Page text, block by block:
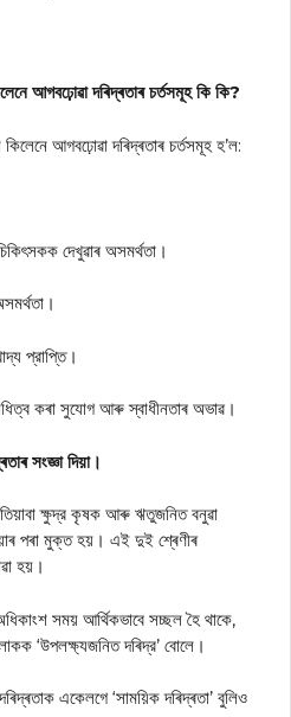
আগবঢ়োৱা দৰিদ্ৰতাৰ চৰ্তসমূহ কি কি?
আগবঢ়োৱা দৰিদ্ৰতাৰ চৰ্তসমূহ হ’ল:
দেখুৱাৰ অসমৰ্থতা।
প্রাপ্তি।
কৰা সুযোগ আৰু স্বাধীনতাৰ অভাৱ।
সংজ্ঞা দিয়া।
ক্ষুদ্র কৃষক আৰু ঋতুজনিত বনুৱা
পৰা মুক্ত হয়। এই দুই শ্ৰেণীৰ
হয়।
সময় আর্থিকভাবে সচ্ছল হৈ থাকে,
‘উপলক্ষ্যজনিত দৰিদ্র’ বোলে।
একেলগে ‘সাময়িক দৰিদ্ৰতা’ বুলিও